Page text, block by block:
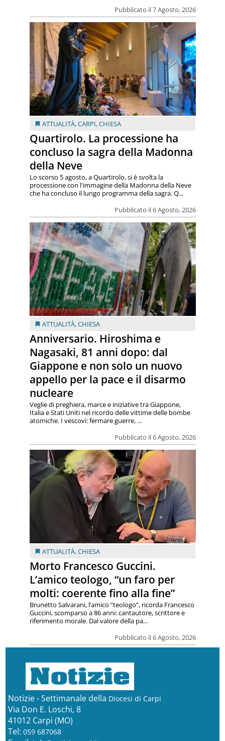
Pubblicato il 7 Agosto, 2026
ATTUALITÀ,CARPI,CHIESA
Quartirolo. La processione ha
concluso la sagra della Madonna
della Neve
Pubblicato il 6 Agosto, 2026
Lo scorso 5 agosto, a Quartirolo, si è svolta la
processione con l'immagine della Madonna della Neve
che ha concluso il lungo programma della sagra. Q...
ATTUALITÀ,CHIESA
Anniversario. Hiroshima e
Nagasaki, 81 anni dopo: dal
Giappone e non solo un nuovo
appello per la pace e il disarmo
nucleare
Pubblicato il 6 Agosto, 2026
Veglie di preghiera, marce e iniziative tra Giappone,
Italia e Stati Uniti nel ricordo delle vittime delle bombe
atomiche. I vescovi: fermare guerre, ...
ATTUALITÀ,CHIESA
Morto Francesco Guccini.
L’amico teologo, “un faro per
molti: coerente fino alla fine”
Pubblicato il 6 Agosto, 2026
Brunetto Salvarani, l’amico “teologo”, ricorda Francesco
Guccini, scomparso a 86 anni: cantautore, scrittore e
riferimento morale. Dal valore della pa...
Notizie - Settimanale della Diocesi di Carpi
Via Don E. Loschi, 8
41012 Carpi (MO)
Tel: 059 687068